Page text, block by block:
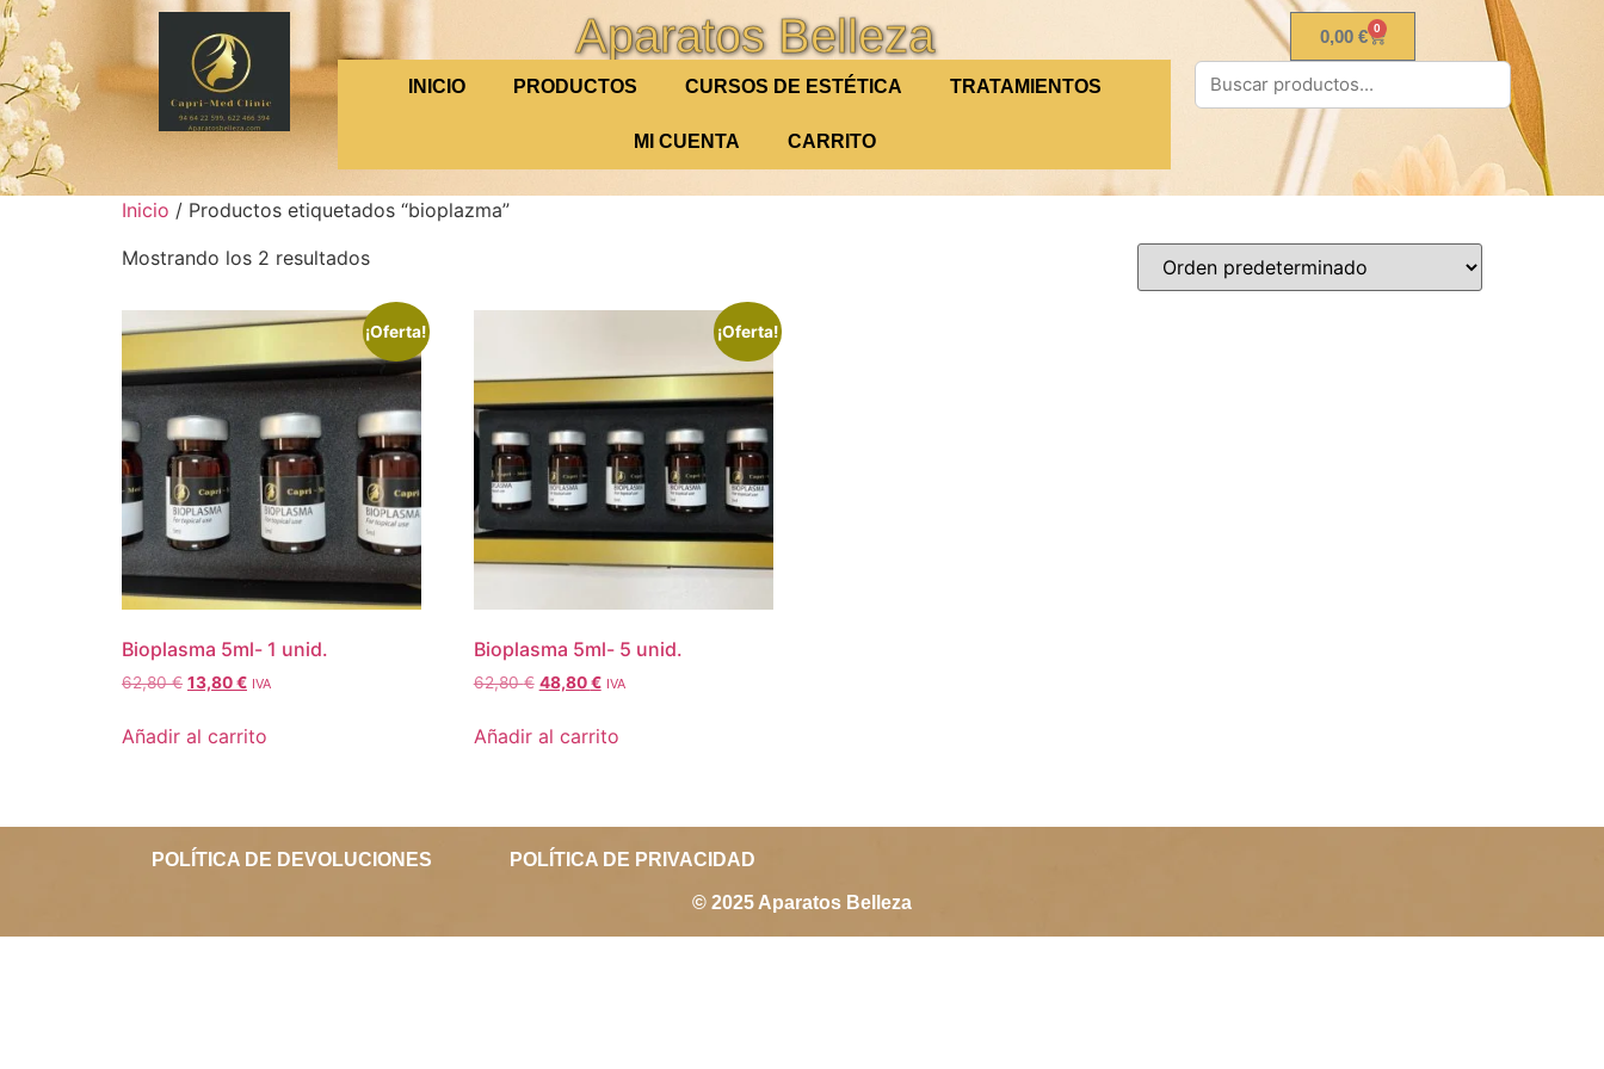
Aparatos Belleza
INICIO PRODUCTOS CURSOS DE ESTÉTICA TRATAMIENTOS
MI CUENTA CARRITO
0,00€ 0
Inicio / Productos etiquetados “bioplazma”
Mostrando los 2 resultados
¡Oferta!
Bioplasma 5ml- 1 unid.
62,80€ 13,80€ IVA
Añadir al carrito
¡Oferta!
Bioplasma 5ml- 5 unid.
62,80€ 48,80€ IVA
Añadir al carrito
POLÍTICA DE DEVOLUCIONES POLÍTICA DE PRIVACIDAD
© 2025 Aparatos Belleza